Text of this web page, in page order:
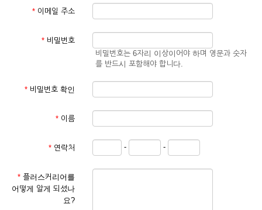
② 회원은 변경된 약관에 동의하지 않을 경우 서비스 이용을 중
단하고 이용계약을 해지할 수 있습니다. 약관의 효력 발생일 이
것으로 간주됩니다.
제3조 (약관의 외 준칙)
관계법령의 규정에 따릅니다.
① 서비스 이용계약은 서비스 이용 희망자가 본 약관에 동의한
를 심사, 승낙함으로써 성립하며, 회사는 신청자의 실명 확인 절
차를 밟을 수 있습니다.
② 회원가입시 입력한 ID는 변경할 수 없으며, 회원 1인당 한 개
의 ID가 발급됩니다. 부득이한 경우로 인해 변경하고자 하는 경
* 이메일 주소
* 비밀번호
비밀번호는 6자리 이상이어야 하며 영문과 숫자
를 반드시 포함해야 합니다.
* 비밀번호 확인
* 이름
* 연락처 - -
* 플러스커리어를
어떻게 알게 되셨나
요?